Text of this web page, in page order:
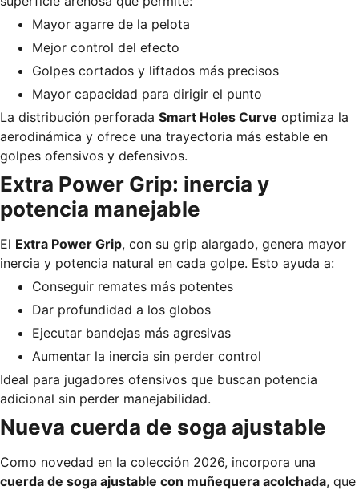
Mayor agarre de la pelota
Mejor control del efecto
Golpes cortados y liftados más precisos
Mayor capacidad para dirigir el punto
La distribución perforada Smart Holes Curve optimiza la
aerodinámica y ofrece una trayectoria más estable en
golpes ofensivos y defensivos.
Extra Power Grip: inercia y
potencia manejable
El Extra Power Grip, con su grip alargado, genera mayor
inercia y potencia natural en cada golpe. Esto ayuda a:
Conseguir remates más potentes
Dar profundidad a los globos
Ejecutar bandejas más agresivas
Aumentar la inercia sin perder control
Ideal para jugadores ofensivos que buscan potencia
adicional sin perder manejabilidad.
Nueva cuerda de soga ajustable
Como novedad en la colección 2026, incorpora una
cuerda de soga ajustable con muñequera acolchada, que